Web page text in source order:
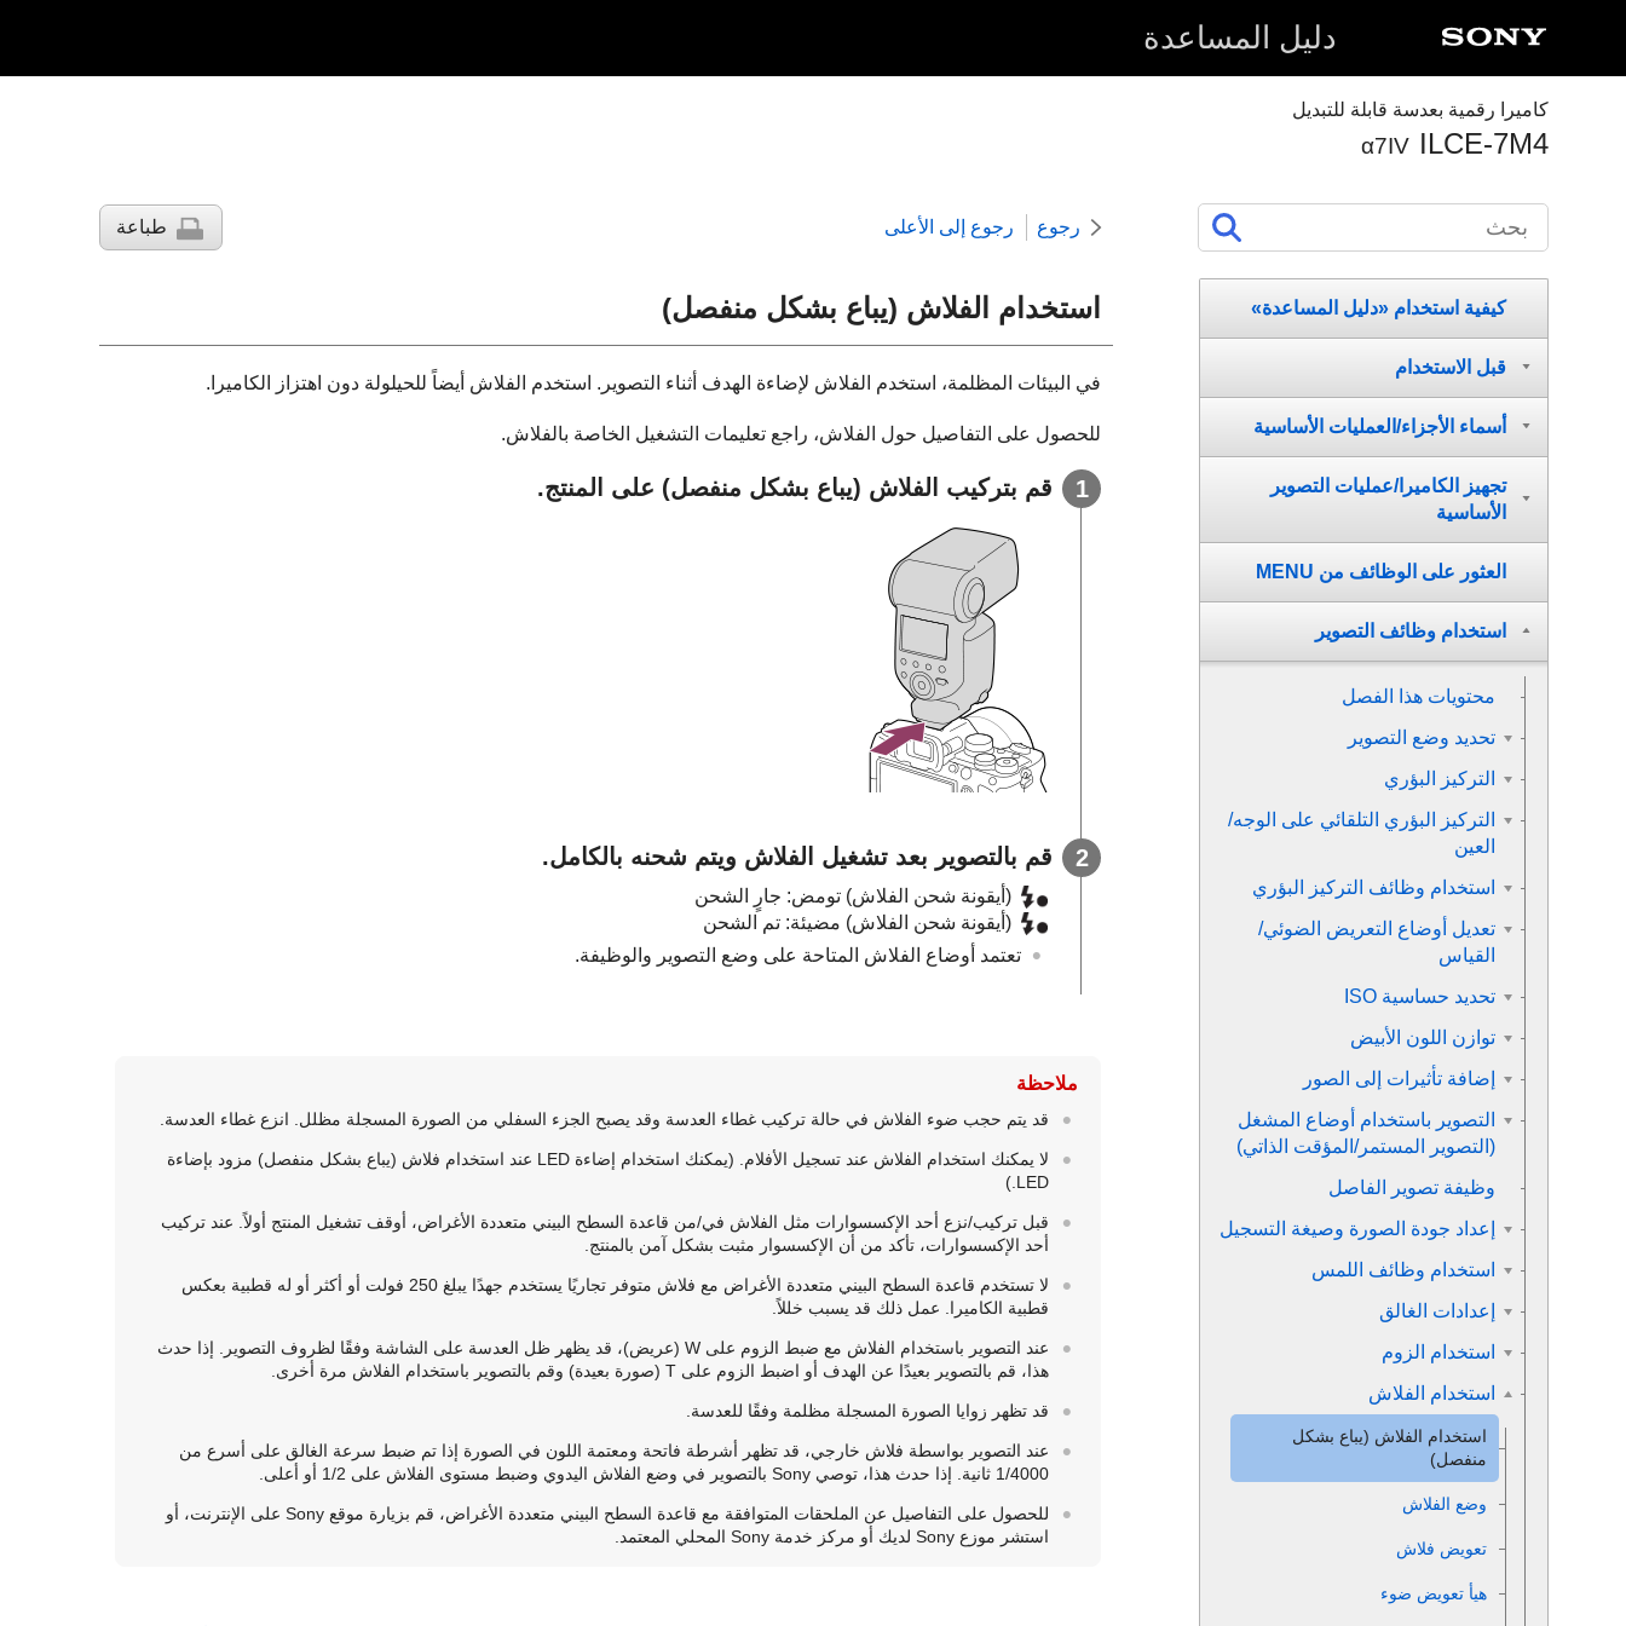
دليل المساعدة
كاميرا رقمية بعدسة قابلة للتبديل
ILCE-7M4
α7IV
رجوع رجوع إلى الأعلى طباعة
استخدام الفلاش (يباع بشكل منفصل)
في البيئات المظلمة، استخدم الفلاش لإضاءة الهدف أثناء التصوير. استخدم الفلاش أيضاً للحيلولة دون اهتزاز الكاميرا.
للحصول على التفاصيل حول الفلاش، راجع تعليمات التشغيل الخاصة بالفلاش.
قم بتركيب الفلاش (يباع بشكل منفصل) على المنتج.
قم بالتصوير بعد تشغيل الفلاش ويتم شحنه بالكامل.
(أيقونة شحن الفلاش) تومض: جارٍ الشحن
(أيقونة شحن الفلاش) مضيئة: تم الشحن
تعتمد أوضاع الفلاش المتاحة على وضع التصوير والوظيفة.
ملاحظة
قد يتم حجب ضوء الفلاش في حالة تركيب غطاء العدسة وقد يصبح الجزء السفلي من الصورة المسجلة مظلل. انزع غطاء العدسة.
لا يمكنك استخدام الفلاش عند تسجيل الأفلام. (يمكنك استخدام إضاءة LED عند استخدام فلاش (يباع بشكل منفصل) مزود بإضاءة
LED.)
قبل تركيب/نزع أحد الإكسسوارات مثل الفلاش في/من قاعدة السطح البيني متعددة الأغراض، أوقف تشغيل المنتج أولاً. عند تركيب
أحد الإكسسوارات، تأكد من أن الإكسسوار مثبت بشكل آمن بالمنتج.
لا تستخدم قاعدة السطح البيني متعددة الأغراض مع فلاش متوفر تجاريًا يستخدم جهدًا يبلغ 250 فولت أو أكثر أو له قطبية بعكس
قطبية الكاميرا. عمل ذلك قد يسبب خللاً.
عند التصوير باستخدام الفلاش مع ضبط الزوم على W (عريض)، قد يظهر ظل العدسة على الشاشة وفقًا لظروف التصوير. إذا حدث
هذا، قم بالتصوير بعيدًا عن الهدف أو اضبط الزوم على T (صورة بعيدة) وقم بالتصوير باستخدام الفلاش مرة أخرى.
قد تظهر زوايا الصورة المسجلة مظلمة وفقًا للعدسة.
عند التصوير بواسطة فلاش خارجي، قد تظهر أشرطة فاتحة ومعتمة اللون في الصورة إذا تم ضبط سرعة الغالق على أسرع من
1‎/4000 ثانية. إذا حدث هذا، توصي Sony بالتصوير في وضع الفلاش اليدوي وضبط مستوى الفلاش على ‎1/2 أو أعلى.
للحصول على التفاصيل عن الملحقات المتوافقة مع قاعدة السطح البيني متعددة الأغراض، قم بزيارة موقع Sony على الإنترنت، أو
استشر موزع Sony لديك أو مركز خدمة Sony المحلي المعتمد.
كيفية استخدام «دليل المساعدة»
قبل الاستخدام
أسماء الأجزاء/العمليات الأساسية
تجهيز الكاميرا/عمليات التصوير
الأساسية
العثور على الوظائف من MENU
استخدام وظائف التصوير
محتويات هذا الفصل
تحديد وضع التصوير
التركيز البؤري
التركيز البؤري التلقائي على الوجه/
العين
استخدام وظائف التركيز البؤري
تعديل أوضاع التعريض الضوئي/
القياس
تحديد حساسية ISO
توازن اللون الأبيض
إضافة تأثيرات إلى الصور
التصوير باستخدام أوضاع المشغل
(التصوير المستمر/المؤقت الذاتي)
وظيفة تصوير الفاصل
إعداد جودة الصورة وصيغة التسجيل
استخدام وظائف اللمس
إعدادات الغالق
استخدام الزوم
استخدام الفلاش
استخدام الفلاش (يباع بشكل
منفصل)
وضع الفلاش
تعويض فلاش
هيأ تعويض ضوء